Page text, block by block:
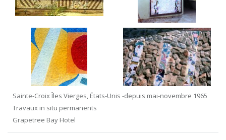
Sainte-Croix Îles Vierges, États-Unis -depuis mai-novembre 1965
Travaux in situ permanents
Grapetree Bay Hotel